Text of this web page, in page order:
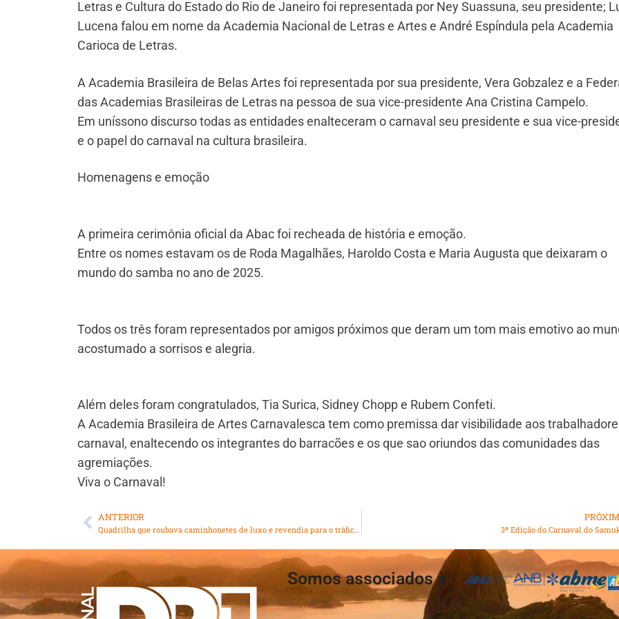
Letras e Cultura do Estado do Rio de Janeiro foi representada por Ney Suassuna, seu presidente;
Lucena falou em nome da Academia Nacional de Letras e Artes e André Espíndula pela Academia
Carioca de Letras.
A Academia Brasileira de Belas Artes foi representada por sua presidente, Vera Gobzalez e a
das Academias Brasileiras de Letras na pessoa de sua vice-presidente Ana Cristina Campelo.
Em uníssono discurso todas as entidades enalteceram o carnaval seu presidente e sua vice-
e o papel do carnaval na cultura brasileira.
Homenagens e emoção
A primeira cerimônia oficial da Abac foi recheada de história e emoção.
Entre os nomes estavam os de Roda Magalhães, Haroldo Costa e Maria Augusta que deixaram o
mundo do samba no ano de 2025.
Todos os três foram representados por amigos próximos que deram um tom mais emotivo ao
acostumado a sorrisos e alegria.
Além deles foram congratulados, Tia Surica, Sidney Chopp e Rubem Confeti.
A Academia Brasileira de Artes Carnavalesca tem como premissa dar visibilidade aos
carnaval, enaltecendo os integrantes do barracões e os que sao oriundos das comunidades das
agremiações.
Viva o Carnaval!
ANTERIOR
Quadrilha que roubava caminhonetes de luxo e revendia para o tráfico é presa 3ª Edição do Carnaval do
Somos associados à: